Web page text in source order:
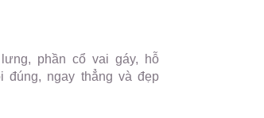
phần cổ vai gáy, hỗ
ngay thẳng và đẹp